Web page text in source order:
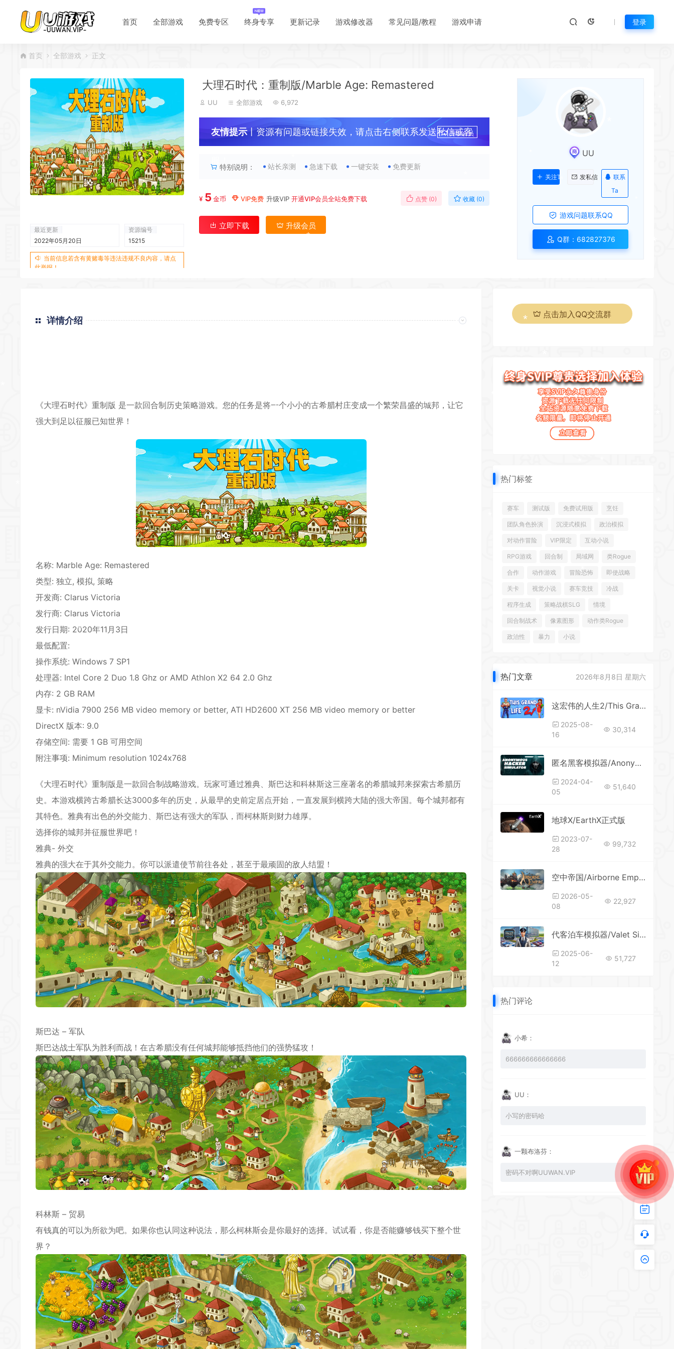
首页 全部游戏 免费专区 终身专享 更新记录 游戏修改器 常见问题/教程 游戏申请 登录
首页 全部游戏 正文
最近更新
2022年05月20日
资源编号
15215
当前信息若含有黄赌毒等违法违规不良内容，请点
此举报！
大理石时代：重制版/Marble Age: Remastered
UU 全部游戏 6,972
友情提示丨资源有问题或链接失效，请点击右侧联系发送私信或客
升级会员
特别说明： 站长亲测 急速下载 一键安装 免费更新
¥ 5 金币 VIP免费 升级VIP 开通VIP会员全站免费下载 点赞 (0) 收藏 (0)
立即下载 升级会员
UU
关注Ta 发私信
联系
Ta
游戏问题联系QQ
Q群：682827376
详情介绍
《大理石时代》重制版 是一款回合制历史策略游戏。您的任务是将一个小小的古希腊村庄变成一个繁荣昌盛的城邦，让它
强大到足以征服已知世界！
名称: Marble Age: Remastered
类型: 独立, 模拟, 策略
开发商: Clarus Victoria
发行商: Clarus Victoria
发行日期: 2020年11月3日
最低配置:
操作系统: Windows 7 SP1
处理器: Intel Core 2 Duo 1.8 Ghz or AMD Athlon X2 64 2.0 Ghz
内存: 2 GB RAM
显卡: nVidia 7900 256 MB video memory or better, ATI HD2600 XT 256 MB video memory or better
DirectX 版本: 9.0
存储空间: 需要 1 GB 可用空间
附注事项: Minimum resolution 1024х768
《大理石时代》重制版是一款回合制战略游戏。玩家可通过雅典、斯巴达和科林斯这三座著名的希腊城邦来探索古希腊历
史。本游戏横跨古希腊长达3000多年的历史，从最早的史前定居点开始，一直发展到横跨大陆的强大帝国。每个城邦都有
其特色。雅典有出色的外交能力、斯巴达有强大的军队，而柯林斯则财力雄厚。
选择你的城邦并征服世界吧！
雅典- 外交
雅典的强大在于其外交能力。你可以派遣使节前往各处，甚至于最顽固的敌人结盟！
斯巴达 – 军队
斯巴达战士军队为胜利而战！在古希腊没有任何城邦能够抵挡他们的强势猛攻！
科林斯 – 贸易
有钱真的可以为所欲为吧。如果你也认同这种说法，那么柯林斯会是你最好的选择。试试看，你是否能赚够钱买下整个世
界？
点击加入QQ交流群
热门标签
赛车 测试版 免费试用版 烹饪
团队角色扮演 沉浸式模拟 政治模拟
对动作冒险 VIP限定 互动小说
RPG游戏 回合制 局域网 类Rogue
合作 动作游戏 冒险恐怖 即使战略
关卡 视觉小说 赛车竞技 冷战
程序生成 策略战棋SLG 情境
回合制战术 像素图形 动作类Rogue
政治性 暴力 小说
热门文章 2026年8月8日 星期六
这宏伟的人生2/This Grand Life 2
2025-08-
16
30,314
匿名黑客模拟器/Anonymous Hacker Simulator
2024-04-
05
51,640
地球X/EarthX正式版
2023-07-
28
99,732
空中帝国/Airborne Empire （更新v1.0.0）
2026-05-
08
22,927
代客泊车模拟器/Valet Simulator: Parking & Business
2025-06-
12
51,727
热门评论
小希：
666666666666666
UU：
小写的密码哈
一颗布洛芬：
密码不对啊UUWAN.VIP
*
*
*
*
*
*
*
*
*
*
*
*
*
*
*
*
*
*
*
*
*
* *
*
*
*
*